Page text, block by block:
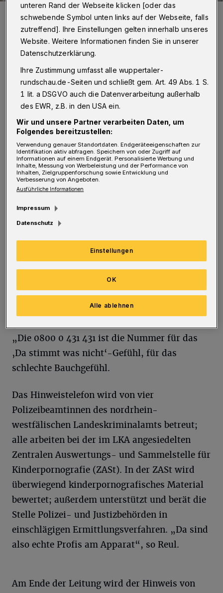
Foto: Christoph Petersen
A n die Nummer 0800 0 431 431 können
sich Bürgerinnen und Bürger wenden,
wenn sie der Polizei niedrigschwellig
Beobachtungen melden wollen, die auf
sexuellen Missbrauch oder Kinderpornografie
hindeuten könnten.
Mit dem Hinweistelefon schafft das
nordrhein-westfälische Innenministerium
eine zusätzliche zentrale Ansprechstelle
Situationen, die kein Notfall sind, die aber
trotzdem ungemein beunruhigend sind. Wenn
man vielleicht schon länger beobachtet, dass
ein Kind sich irgendwie seltsam verhält, dass
es ängstlicher geworden ist oder auf einmal
„Die 0800 0 431 431 ist die Nummer für das
‚Da stimmt was nicht‘-Gefühl, für das
schlechte Bauchgefühl.
Das Hinweistelefon wird von vier
Polizeibeamtinnen des nordrhein-
westfälischen Landeskriminalamts betreut;
alle arbeiten bei der im LKA angesiedelten
Zentralen Auswertungs- und Sammelstelle für
Kinderpornografie (ZASt). In der ZASt wird
überwiegend kinderpornografisches Material
bewertet; außerdem unterstützt und berät die
Stelle Polizei- und Justizbehörden in
einschlägigen Ermittlungsverfahren. „Da sind
also echte Profis am Apparat“, so Reul.
Am Ende der Leitung wird der Hinweis von
unteren Rand der Webseite klicken [oder das
schwebende Symbol unten links auf der Webseite, falls
zutreffend]. Ihre Einstellungen gelten innerhalb unseres
Website. Weitere Informationen finden Sie in unserer
Datenschutzerklärung.
Ihre Zustimmung umfasst alle wuppertaler-
rundschau.de-Seiten und schließt gem. Art. 49 Abs. 1 S.
1 lit. a DSGVO auch die Datenverarbeitung außerhalb
des EWR, z.B. in den USA ein.
Wir und unsere Partner verarbeiten Daten, um
Folgendes bereitzustellen:
Verwendung genauer Standortdaten. Endgeräteeigenschaften zur
Identifikation aktiv abfragen. Speichern von oder Zugriff auf
Informationen auf einem Endgerät. Personalisierte Werbung und
Inhalte, Messung von Werbeleistung und der Performance von
Inhalten, Zielgruppenforschung sowie Entwicklung und
Verbesserung von Angeboten.
Ausführliche Informationen
Impressum
Datenschutz
Einstellungen
Alle ablehnen
OK